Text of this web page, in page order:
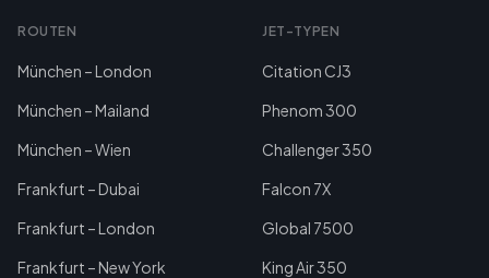
ROUTEN
München – London
München – Mailand
München – Wien
Frankfurt – Dubai
Frankfurt – London
Frankfurt – New York
JET-TYPEN
Citation CJ3
Phenom 300
Challenger 350
Falcon 7X
Global 7500
King Air 350